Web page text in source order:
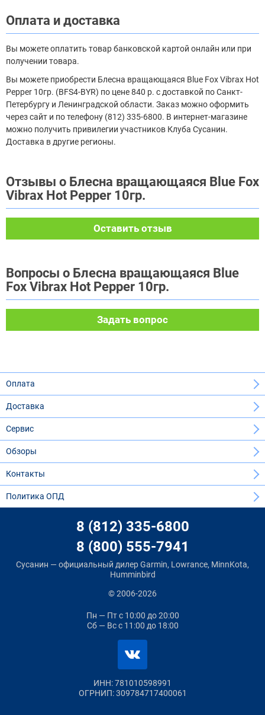
Оплата и доставка
Вы можете оплатить товар банковской картой онлайн или при
получении товара.
Вы можете приобрести Блесна вращающаяся Blue Fox Vibrax Hot
Pepper 10гр. (BFS4-BYR) по цене 840 р. с доставкой по Санкт-
Петербургу и Ленинградской области. Заказ можно оформить
через сайт и по телефону (812) 335-6800. В интернет-магазине
можно получить привилегии участников Клуба Сусанин.
Доставка в другие регионы.
Отзывы о Блесна вращающаяся Blue Fox
Vibrax Hot Pepper 10гр.
Оставить отзыв
Вопросы о Блесна вращающаяся Blue
Fox Vibrax Hot Pepper 10гр.
Задать вопрос
Оплата
Доставка
Сервис
Обзоры
Контакты
Политика ОПД
8 (812) 335-6800
8 (800) 555-7941
Сусанин — официальный дилер Garmin, Lowrance, MinnKota,
Humminbird
© 2006-2026
Пн — Птс 10:00 до 20:00
Сб — Всс 11:00 до 18:00
ИНН: 781010598991
ОГРНИП: 309784717400061